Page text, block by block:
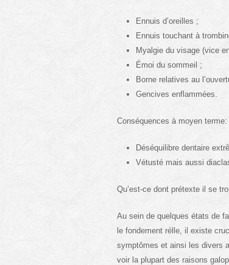
Ennuis d’oreilles ;
Ennuis touchant à
Myalgie du visage (vice
Émoi du sommeil ;
Borne relatives au
Gencives enflammées.
Conséquences à moyen terme:
Déséquilibre dentaire
Vétusté mais aussi
Qu’est-ce dont prétexte il se
Au sein de quelques états de
le fondement rélle, il existe
symptômes et ainsi les divers
voir la plupart des raisons